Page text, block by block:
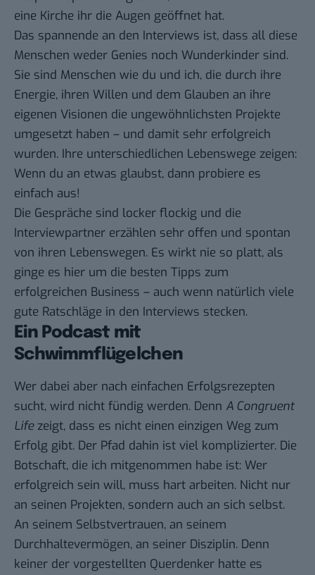
eine Kirche ihr die Augen geöffnet hat.
Das spannende an den Interviews ist, dass all diese
Menschen weder Genies noch Wunderkinder sind.
Sie sind Menschen wie du und ich, die durch ihre
Energie, ihren Willen und dem Glauben an ihre
eigenen Visionen die ungewöhnlichsten Projekte
umgesetzt haben – und damit sehr erfolgreich
wurden. Ihre unterschiedlichen Lebenswege zeigen:
Wenn du an etwas glaubst, dann probiere es
einfach aus!
Die Gespräche sind locker flockig und die
Interviewpartner erzählen sehr offen und spontan
von ihren Lebenswegen. Es wirkt nie so platt, als
ginge es hier um die besten Tipps zum
erfolgreichen Business – auch wenn natürlich viele
gute Ratschläge in den Interviews stecken.
Ein Podcast mit
Schwimmflügelchen
Wer dabei aber nach einfachen Erfolgsrezepten
sucht, wird nicht fündig werden. Denn A Congruent
Lifezeigt, dass es nicht einen einzigen Weg zum
Erfolg gibt. Der Pfad dahin ist viel komplizierter. Die
Botschaft, die ich mitgenommen habe ist: Wer
erfolgreich sein will, muss hart arbeiten. Nicht nur
an seinen Projekten, sondern auch an sich selbst.
An seinem Selbstvertrauen, an seinem
Durchhaltevermögen, an seiner Disziplin. Denn
keiner der vorgestellten Querdenker hatte es